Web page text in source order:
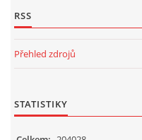
RSS
Přehled zdrojů
STATISTIKY